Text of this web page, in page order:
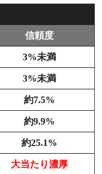
信頼度
3%未満
3%未満
約7.5%
約9.9%
約25.1%
大当たり濃厚